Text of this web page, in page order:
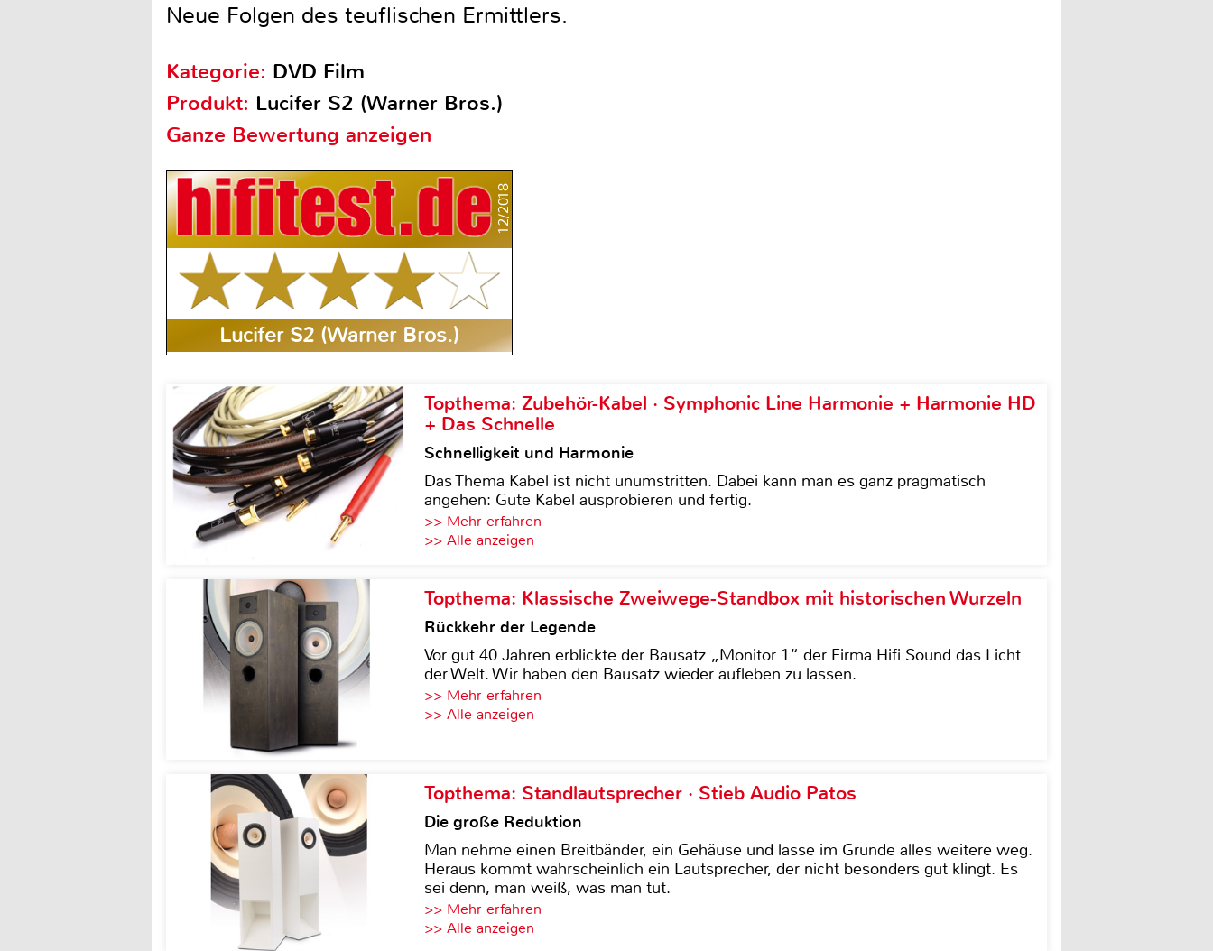
Neue Folgen des teuflischen Ermittlers.
Kategorie: DVD Film
Produkt: Lucifer S2 (Warner Bros.)
Ganze Bewertung anzeigen
12/2018
Lucifer S2 (Warner Bros.)
Topthema: Zubehör-Kabel · Symphonic Line Harmonie + Harmonie HD
+ Das Schnelle
Schnelligkeit und Harmonie
Das Thema Kabel ist nicht unumstritten. Dabei kann man es ganz pragmatisch
angehen: Gute Kabel ausprobieren und fertig.
>> Mehr erfahren
>> Alle anzeigen
Topthema: Klassische Zweiwege-Standbox mit historischen Wurzeln
Rückkehr der Legende
Vor gut 40 Jahren erblickte der Bausatz „Monitor 1“ der Firma Hifi Sound das Licht
der Welt. Wir haben den Bausatz wieder aufleben zu lassen.
>> Mehr erfahren
>> Alle anzeigen
Topthema: Standlautsprecher · Stieb Audio Patos
Die große Reduktion
Man nehme einen Breitbänder, ein Gehäuse und lasse im Grunde alles weitere weg.
Heraus kommt wahrscheinlich ein Lautsprecher, der nicht besonders gut klingt. Es
sei denn, man weiß, was man tut.
>> Mehr erfahren
>> Alle anzeigen